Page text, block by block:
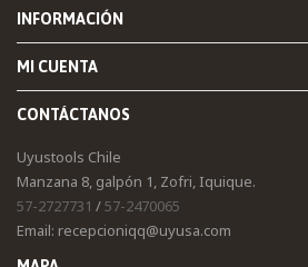
INFORMACIÓN
MI CUENTA
CONTÁCTANOS
Uyustools Chile
Manzana 8, galpón 1, Zofri, Iquique.
57-2727731 /57-2470065
Email: recepcioniqq@uyusa.com